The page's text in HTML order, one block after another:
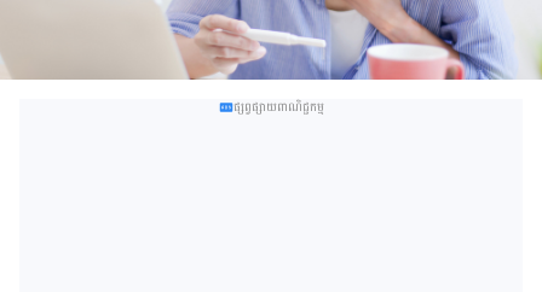
ផ្សព្វផ្សាយពាណិជ្ជកម្ម